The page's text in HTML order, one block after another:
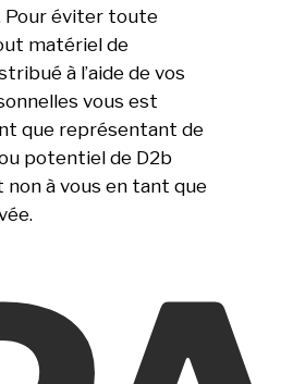
Pour éviter toute
matériel de
à l’aide de vos
vous est
que représentant de
potentiel de D2b
à vous en tant que